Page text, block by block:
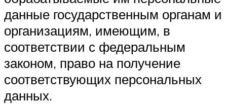
данные государственным органам и
организациям, имеющим, в
соответствии с федеральным
законом, право на получение
соответствующих персональных
данных.